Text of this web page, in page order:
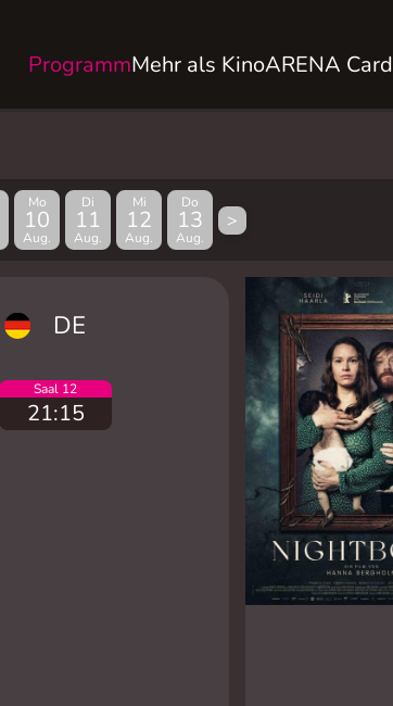
ProgrammMehr als KinoARENA Card
Mo
10
Aug.
Di
11
Aug.
Mi
12
Aug.
Do
13
Aug.
>
DE
Saal 12
21:15